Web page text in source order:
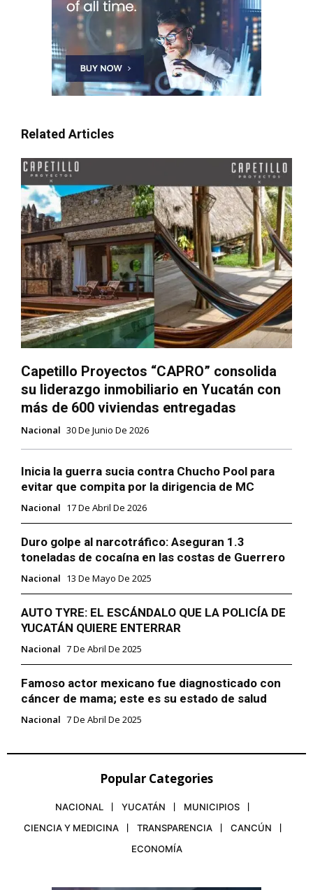
Related Articles
Capetillo Proyectos “CAPRO” consolida
su liderazgo inmobiliario en Yucatán con
más de 600 viviendas entregadas
Nacional 30 De Junio De 2026
Inicia la guerra sucia contra Chucho Pool para
evitar que compita por la dirigencia de MC
Nacional 17 De Abril De 2026
Duro golpe al narcotráfico: Aseguran 1.3
toneladas de cocaína en las costas de Guerrero
Nacional 13 De Mayo De 2025
AUTO TYRE: EL ESCÁNDALO QUE LA POLICÍA DE
YUCATÁN QUIERE ENTERRAR
Nacional 7 De Abril De 2025
Famoso actor mexicano fue diagnosticado con
cáncer de mama; este es su estado de salud
Nacional 7 De Abril De 2025
Popular Categories
NACIONAL YUCATÁN
MUNICIPIOS
CIENCIA Y MEDICINA
TRANSPARENCIA
CANCÚN
ECONOMÍA